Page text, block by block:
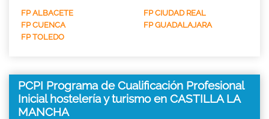
FP ALBACETE
FP CIUDAD REAL
FP CUENCA
FP GUADALAJARA
FP TOLEDO
PCPI Programa de Cualificación Profesional
Inicial hostelería y turismo en CASTILLA LA
MANCHA